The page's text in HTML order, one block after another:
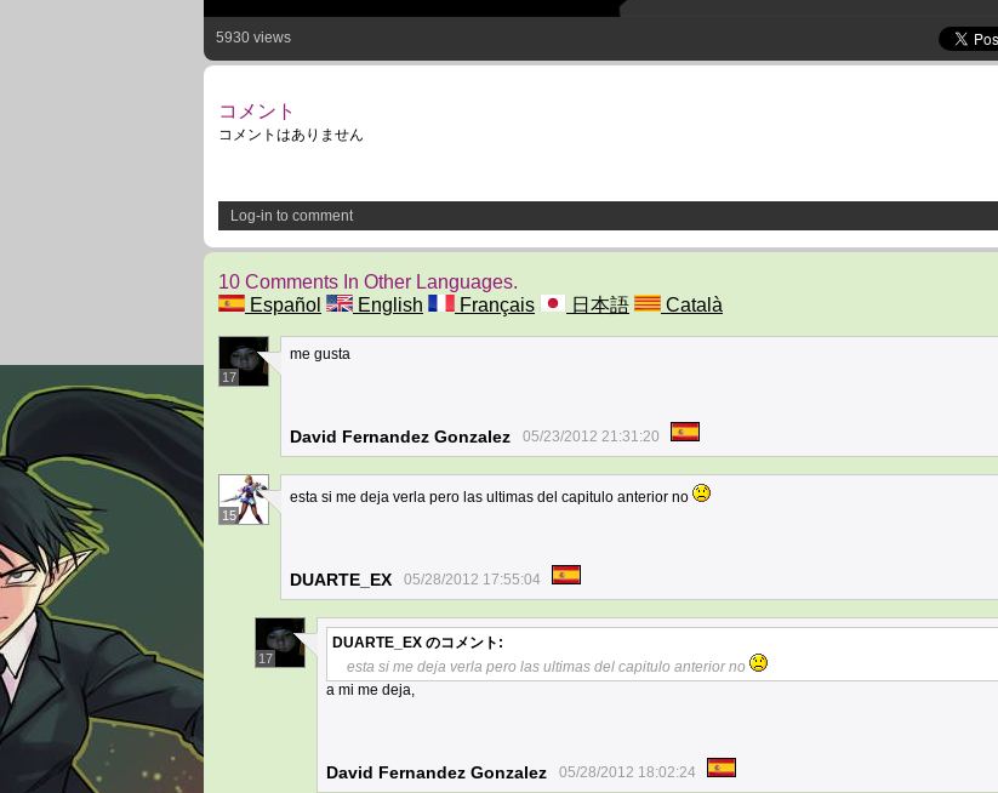
5930 views
コメント
コメントはありません
Log-in to comment
10 Comments In Other Languages.
Español
English Français 日本語 Català
17
me gusta
David Fernandez Gonzalez 05/23/2012 21:31:20
15
esta si me deja verla pero las ultimas del capitulo anterior no
DUARTE_EX 05/28/2012 17:55:04
17
DUARTE_EX のコメント:
esta si me deja verla pero las ultimas del capitulo anterior no
a mi me deja,
David Fernandez Gonzalez 05/28/2012 18:02:24